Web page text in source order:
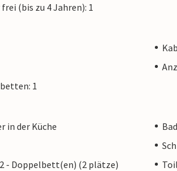
(bis zu 4 Jahren): 1
1
in der Küche
- Doppelbett(en) (2 plätze)